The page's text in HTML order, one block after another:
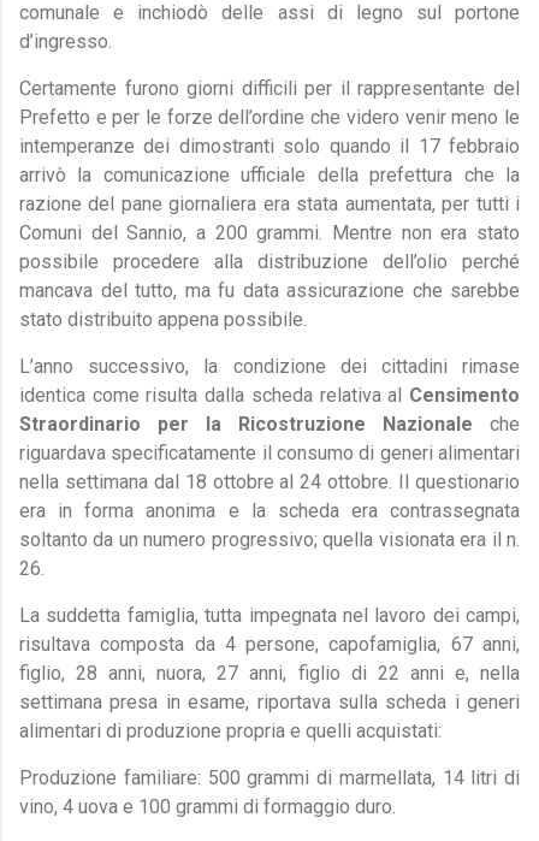
comunale e inchiodò delle assi di legno sul portone
d’ingresso.
Certamente furono giorni difficili per il rappresentante del
Prefetto e per le forze dell’ordine che videro venir meno le
intemperanze dei dimostranti solo quando il 17 febbraio
arrivò la comunicazione ufficiale della prefettura che la
razione del pane giornaliera era stata aumentata, per tutti i
Comuni del Sannio, a 200 grammi. Mentre non era stato
possibile procedere alla distribuzione dell’olio perché
mancava del tutto, ma fu data assicurazione che sarebbe
stato distribuito appena possibile.
L’anno successivo, la condizione dei cittadini rimase
identica come risulta dalla scheda relativa al Censimento
Straordinario per la Ricostruzione Nazionale che
riguardava specificatamente il consumo di generi alimentari
nella settimana dal 18 ottobre al 24 ottobre. Il questionario
era in forma anonima e la scheda era contrassegnata
soltanto da un numero progressivo; quella visionata era il n.
26.
La suddetta famiglia, tutta impegnata nel lavoro dei campi,
risultava composta da 4 persone, capofamiglia, 67 anni,
figlio, 28 anni, nuora, 27 anni, figlio di 22 anni e, nella
settimana presa in esame, riportava sulla scheda i generi
alimentari di produzione propria e quelli acquistati:
Produzione familiare: 500 grammi di marmellata, 14 litri di
vino, 4 uova e 100 grammi di formaggio duro.